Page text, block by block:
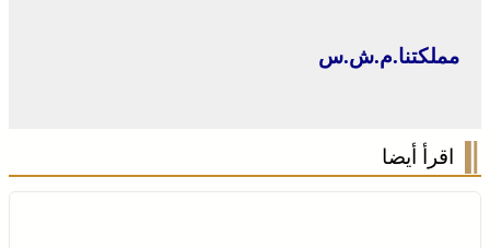
مملكتنا.م.ش.س
اقرأ أيضا